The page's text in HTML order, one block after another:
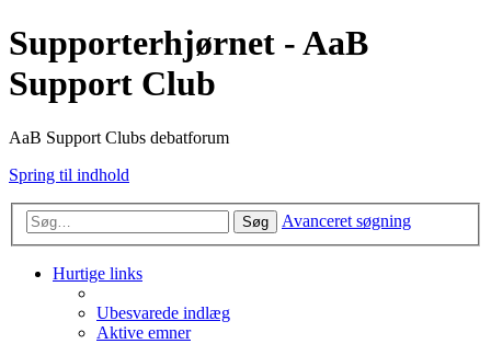
Supporterhjørnet - AaB
Support Club
AaB Support Clubs debatforum
Spring til indhold
Søg Avanceret søgning
Hurtige links
Ubesvarede indlæg
Aktive emner